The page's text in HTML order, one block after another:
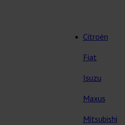
Citroèn
Fiat
Isuzu
Maxus
Mitsubishi